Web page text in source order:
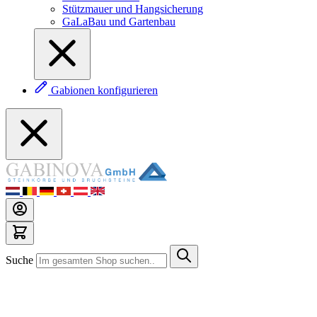
Stützmauer und Hangsicherung
GaLaBau und Gartenbau
Gabionen konfigurieren
Suche